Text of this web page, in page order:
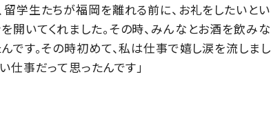
学生たちが福岡を離れる前に、お礼をしたいとい
いてくれました。その時、みんなとお酒を飲みな
です。その時初めて、私は仕事で嬉し涙を流しまし
仕事だって思ったんです」